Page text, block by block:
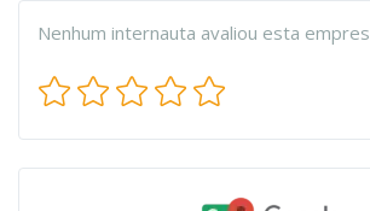
Nenhum internauta avaliou esta